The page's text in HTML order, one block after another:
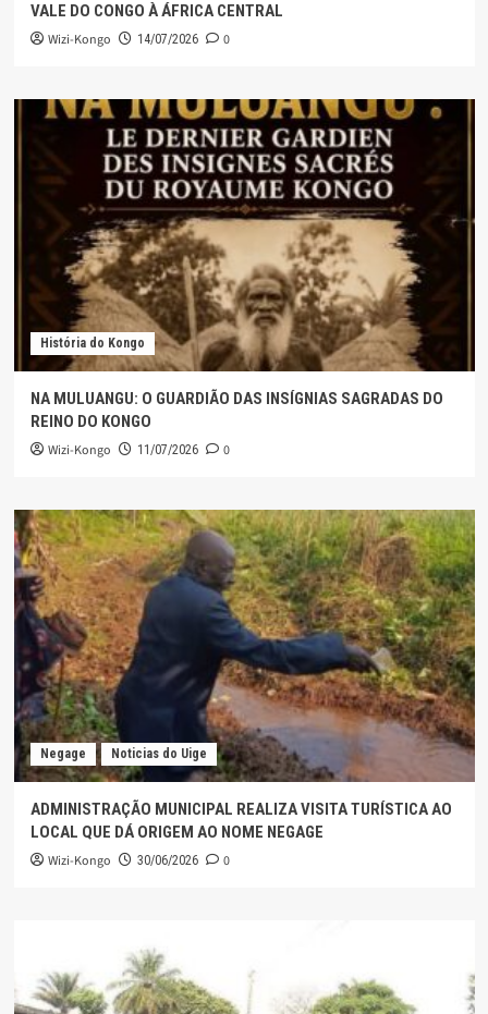
VALE DO CONGO À ÁFRICA CENTRAL
Wizi-Kongo 14/07/2026 0
História do Kongo
NA MULUANGU: O GUARDIÃO DAS INSÍGNIAS SAGRADAS DO
REINO DO KONGO
Wizi-Kongo 11/07/2026 0
Negage Noticias do Uige
ADMINISTRAÇÃO MUNICIPAL REALIZA VISITA TURÍSTICA AO
LOCAL QUE DÁ ORIGEM AO NOME NEGAGE
Wizi-Kongo 30/06/2026 0